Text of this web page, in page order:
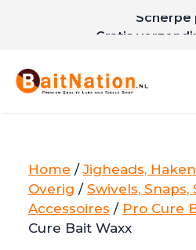
inhoud
Scherpe
Gratis
Home /Jigheads,
Overig / Swivels,
Accessoires / Pro Cure
Cure Bait Waxx